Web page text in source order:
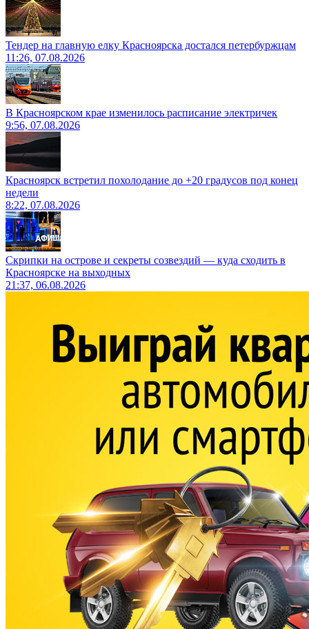
Тендер на главную елку Красноярска достался петербуржцам
11:26, 07.08.2026
В Красноярском крае изменилось расписание электричек
9:56, 07.08.2026
Красноярск встретил похолодание до +20 градусов под конец
недели
8:22, 07.08.2026
Скрипки на острове и секреты созвездий — куда сходить в
Красноярске на выходных
21:37, 06.08.2026